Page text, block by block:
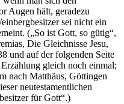
Augen hält, geradezu
sei nicht ein
(„So ist Gott, so gütig“,
Die Gleichnisse Jesu,
und auf der folgenden Seite
gleich noch einmal;
nach Matthäus, Göttingen
neutestamentlichen
für Gott“.)